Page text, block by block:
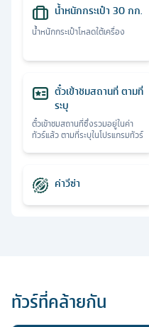
น้ำหนักกระเป๋า 30 กก.
น้ำหนักกระเป๋าโหลดใต้เครื่อง
ตั๋วเข้าชมสถานที่ ตามที่
ระบุ
ตั๋วเข้าชมสถานที่ซึ่งรวมอยู่ในค่า
ทัวร์แล้ว ตามที่ระบุในโปรแกรมทัวร์
ค่าวีซ่า
ทัวร์ที่คล้ายกัน